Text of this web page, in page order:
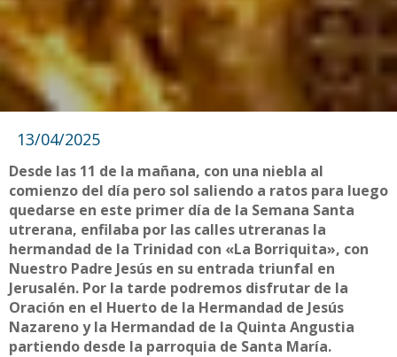
13/04/2025
Desde las 11 de la mañana, con una niebla al
comienzo del día pero sol saliendo a ratos para luego
quedarse en este primer día de la Semana Santa
utrerana, enfilaba por las calles utreranas la
hermandad de la Trinidad con «La Borriquita», con
Nuestro Padre Jesús en su entrada triunfal en
Jerusalén. Por la tarde podremos disfrutar de la
Oración en el Huerto de la Hermandad de Jesús
Nazareno y la Hermandad de la Quinta Angustia
partiendo desde la parroquia de Santa María.